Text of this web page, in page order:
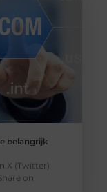
belangrijk
X (Twitter)
on